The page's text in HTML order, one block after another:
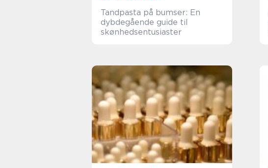
Tandpasta på bumser: En
dybdegående guide til
skønhedsentusiaster